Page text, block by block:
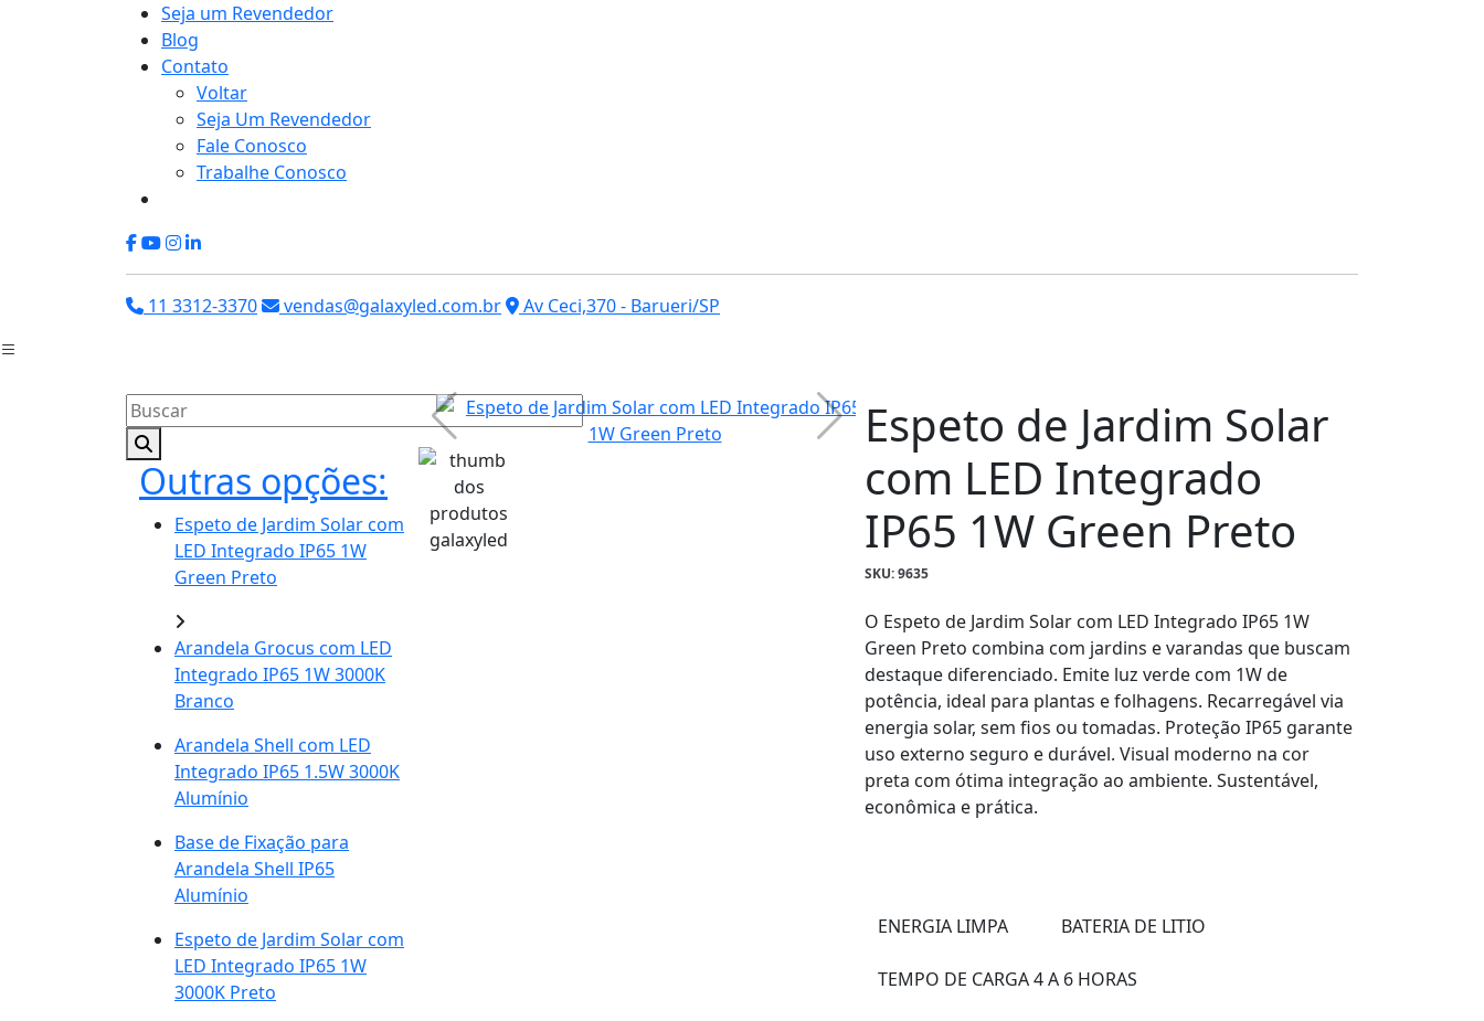
Seja um Revendedor
Blog
Contato
Voltar
Seja Um Revendedor
Fale Conosco
Trabalhe Conosco
11 3312-3370 vendas@galaxyled.com.br Av Ceci,370 - Barueri/SP
Outras opções:
Espeto de Jardim Solar com
LED Integrado IP65 1W
Green Preto
Arandela Grocus com LED
Integrado IP65 1W 3000K
Branco
Arandela Shell com LED
Integrado IP65 1.5W 3000K
Alumínio
Base de Fixação para
Arandela Shell IP65
Alumínio
Espeto de Jardim Solar com
LED Integrado IP65 1W
3000K Preto
Espeto de Jardim Solar
com LED Integrado
IP65 1W Green Preto
SKU: 9635
O Espeto de Jardim Solar com LED Integrado IP65 1W
Green Preto combina com jardins e varandas que buscam
destaque diferenciado. Emite luz verde com 1W de
potência, ideal para plantas e folhagens. Recarregável via
energia solar, sem fios ou tomadas. Proteção IP65 garante
uso externo seguro e durável. Visual moderno na cor
preta com ótima integração ao ambiente. Sustentável,
econômica e prática.
ENERGIA LIMPA BATERIA DE LITIO
TEMPO DE CARGA 4 A 6 HORAS